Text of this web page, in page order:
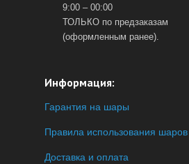
9:00 – 00:00
ТОЛЬКО по предзаказам
(оформленным ранее).
Информация:
Гарантия на шары
Правила использования шаров
Доставка и оплата